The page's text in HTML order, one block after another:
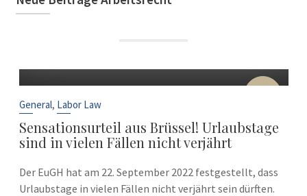
22
General, Labor Law
Sensationsurteil aus Brüssel! Urlaubstage
sind in vielen Fällen nicht verjährt
Der EuGH hat am 22. September 2022 festgestellt, dass
Urlaubstage in vielen Fällen nicht verjährt sein dürften.